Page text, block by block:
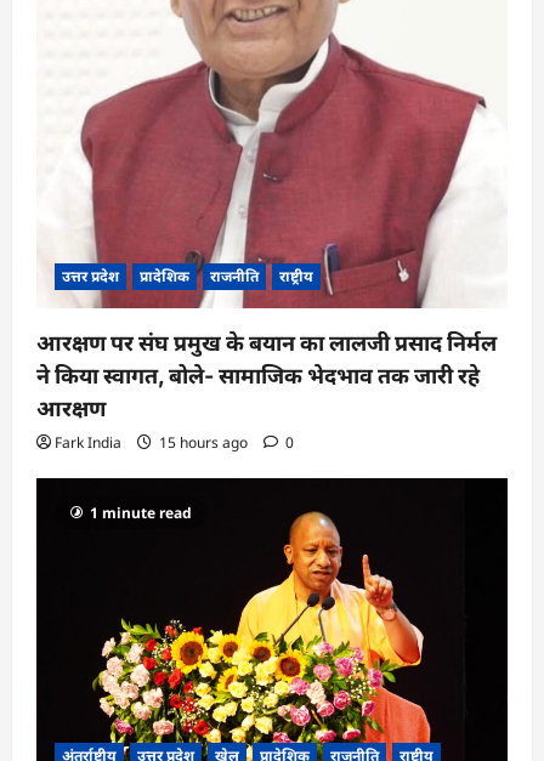
उत्तर प्रदेश प्रादेशिक राजनीति राष्ट्रीय
आरक्षण पर संघ प्रमुख के बयान का लालजी प्रसाद निर्मल
ने किया स्वागत, बोले- सामाजिक भेदभाव तक जारी रहे
आरक्षण
Fark India 15 hours ago 0
1 minute read
अंतर्राष्ट्रीय उत्तर प्रदेश खेल प्रादेशिक राजनीति
राष्ट्रीय